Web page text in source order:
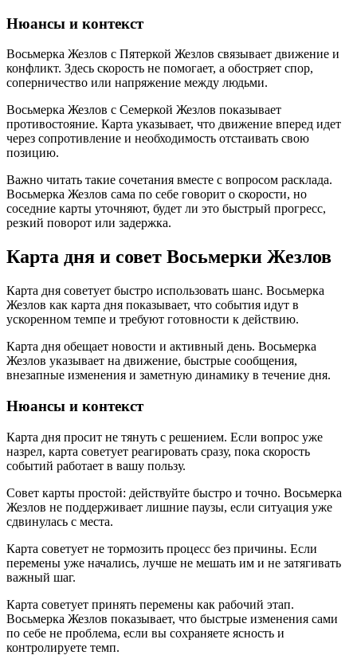
Нюансы и контекст
Восьмерка Жезлов с Пятеркой Жезлов связывает движение и
конфликт. Здесь скорость не помогает, а обостряет спор,
соперничество или напряжение между людьми.
Восьмерка Жезлов с Семеркой Жезлов показывает
противостояние. Карта указывает, что движение вперед идет
через сопротивление и необходимость отстаивать свою
позицию.
Важно читать такие сочетания вместе с вопросом расклада.
Восьмерка Жезлов сама по себе говорит о скорости, но
соседние карты уточняют, будет ли это быстрый прогресс,
резкий поворот или задержка.
Карта дня и совет Восьмерки Жезлов
Карта дня советует быстро использовать шанс. Восьмерка
Жезлов как карта дня показывает, что события идут в
ускоренном темпе и требуют готовности к действию.
Карта дня обещает новости и активный день. Восьмерка
Жезлов указывает на движение, быстрые сообщения,
внезапные изменения и заметную динамику в течение дня.
Нюансы и контекст
Карта дня просит не тянуть с решением. Если вопрос уже
назрел, карта советует реагировать сразу, пока скорость
событий работает в вашу пользу.
Совет карты простой: действуйте быстро и точно. Восьмерка
Жезлов не поддерживает лишние паузы, если ситуация уже
сдвинулась с места.
Карта советует не тормозить процесс без причины. Если
перемены уже начались, лучше не мешать им и не затягивать
важный шаг.
Карта советует принять перемены как рабочий этап.
Восьмерка Жезлов показывает, что быстрые изменения сами
по себе не проблема, если вы сохраняете ясность и
контролируете темп.